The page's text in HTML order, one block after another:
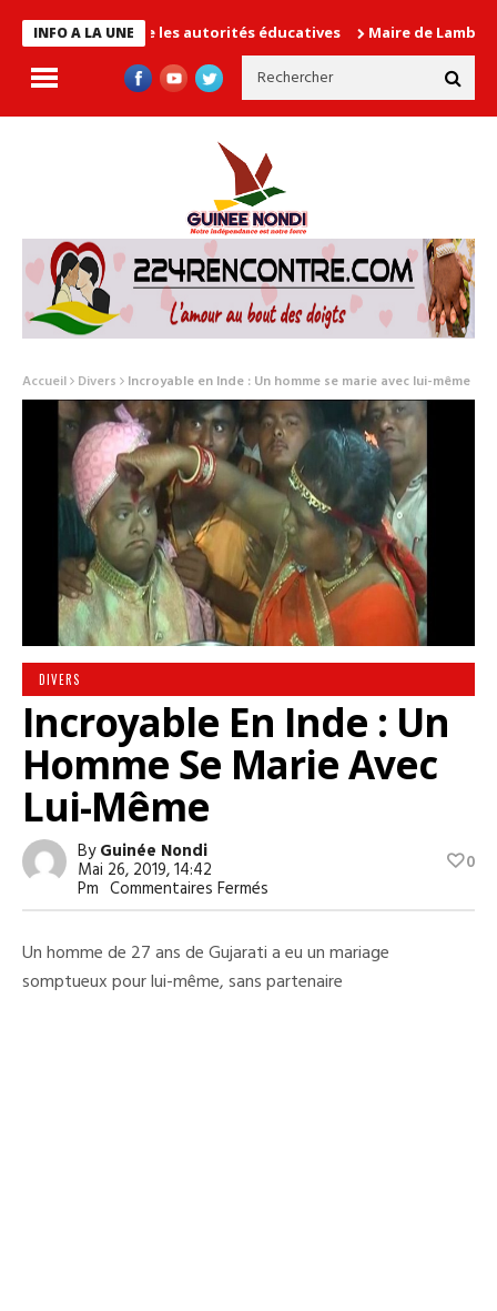
INFO A LA UNE
cause les autorités éducatives Maire de Lambanyi : Baba
Accueil Divers Incroyable en Inde : Un homme se marie avec lui-même
DIVERS
Incroyable En Inde : Un
Homme Se Marie Avec
Lui-Même
ByGuinée Nondi
Mai 26, 2019, 14:42
Pm Commentaires Fermés
Incroyable
Un
Homme
0
Un homme de 27 ans de Gujarati a eu un mariage
somptueux pour lui-même, sans partenaire